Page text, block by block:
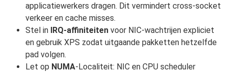
applicatiewerkers dragen. Dit vermindert cross-socket
verkeer en cache misses.
Stel in IRQ-affiniteiten voor NIC-wachtrijen expliciet
en gebruik XPS zodat uitgaande pakketten hetzelfde
pad volgen.
Let op NUMA-Localiteit: NIC en CPU scheduler